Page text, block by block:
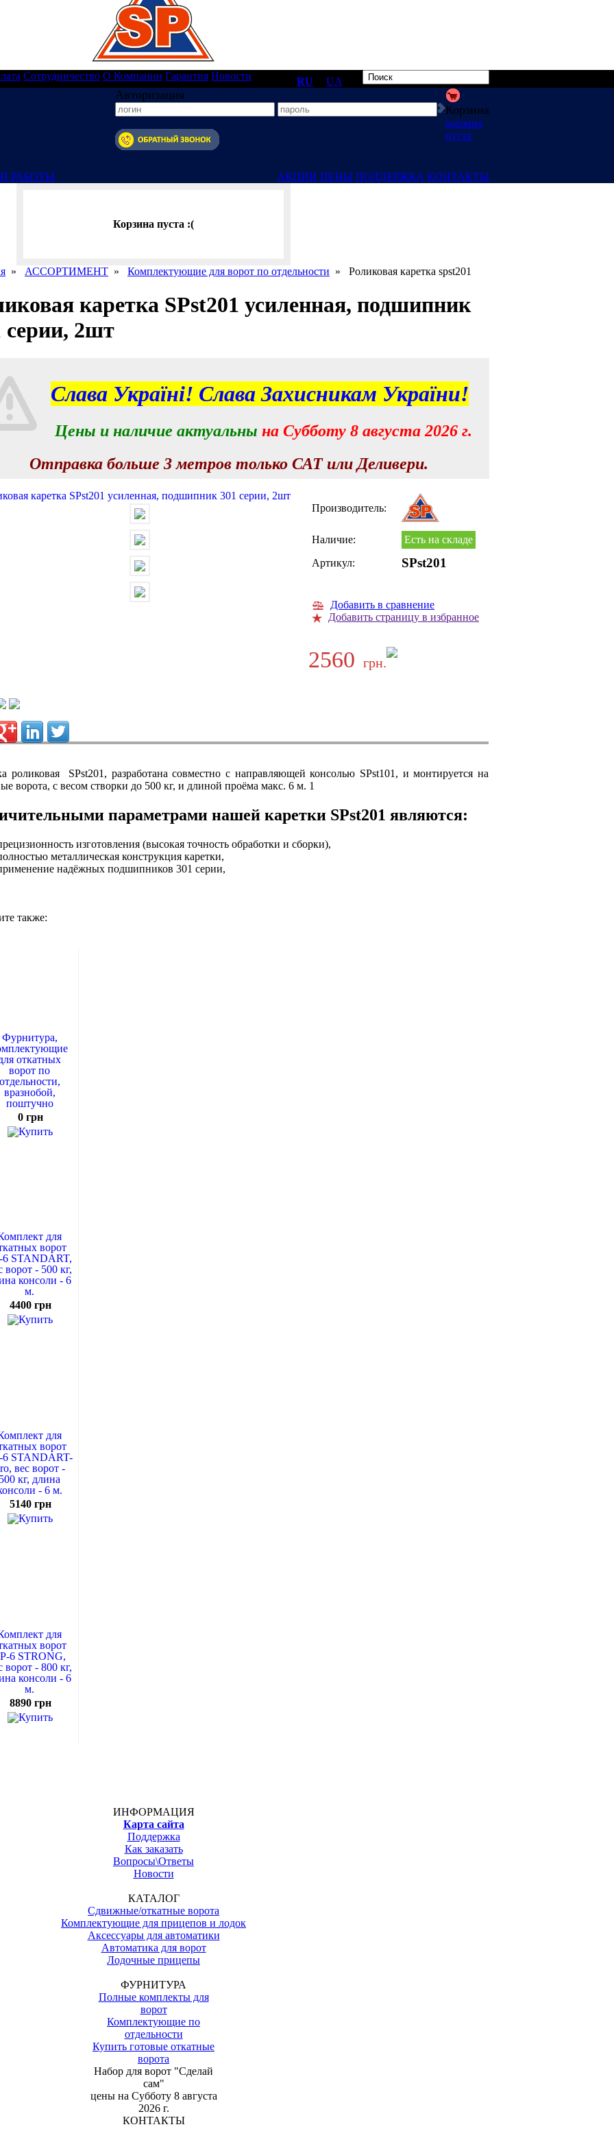
Сотрудничество О Компании Гарантия Новости RU UA
Авторизация
Корзина
корзина
пуста
РАБОТЫ АКЦИИ ЦЕНЫ ПОДДЕРЖКА КОНТАКТЫ
Корзина пуста :(
» АССОРТИМЕНТ » Комплектующие для ворот по отдельности » Роликовая каретка spst201
каретка SPst201 усиленная, подшипник
серии, 2шт
Слава Україні! Слава Захисникам України!
Цены и наличие актуальны на Субботу 8 августа 2026 г.
Отправка больше 3 метров только САТ или Деливери.
Производитель:
Наличие:
Есть на складе
Артикул:
SPst201
Добавить в сравнение
Добавить страницу в избранное
2560 грн.
роликовая SPst201, разработана совместно с направляющей консолью SPst101, и монтируется на
ворота, с весом створки до 500 кг, и длиной проёма макс. 6 м. 1
параметрами нашей каретки SPst201 являются:
изготовления (высокая точность обработки и сборки),
металлическая конструкция каретки,
надёжных подшипников 301 серии,
также:
Фурнитура,
откатных
ворот по
вразнобой,
поштучно
0 грн
для
ворот
6 STANDART,
ворот - 500 кг,
консоли - 6
м.
4400 грн
для
ворот
6 STANDART-
вес ворот -
кг, длина
- 6 м.
5140 грн
для
ворот
6 STRONG,
ворот - 800 кг,
консоли - 6
м.
8890 грн
ИНФОРМАЦИЯ
Карта сайта
Поддержка
Как заказать
Вопросы\Ответы
Новости
КАТАЛОГ
Сдвижные/откатные ворота
Комплектующие для прицепов и лодок
Аксессуары для автоматики
Автоматика для ворот
Лодочные прицепы
ФУРНИТУРА
Полные комплекты для
ворот
Комплектующие по
отдельности
Купить готовые откатные
ворота
Набор для ворот "Сделай
сам"
цены на Субботу 8 августа
2026 г.
КОНТАКТЫ